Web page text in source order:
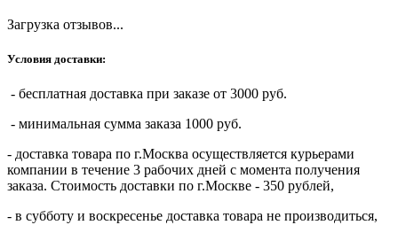
Загрузка отзывов...
Условия доставки:
- бесплатная доставка при заказе от 3000 руб.
- минимальная сумма заказа 1000 руб.
- доставка товара по г.Москва осуществляется курьерами
компании в течение 3 рабочих дней с момента получения
заказа. Стоимость доставки по г.Москве - 350 рублей,
- в субботу и воскресенье доставка товара не производиться,